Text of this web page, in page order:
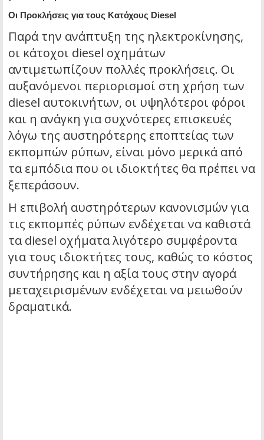
Οι Προκλήσεις για τους Κατόχους Diesel
Παρά την ανάπτυξη της ηλεκτροκίνησης,
οι κάτοχοι diesel οχημάτων
αντιμετωπίζουν πολλές προκλήσεις. Οι
αυξανόμενοι περιορισμοί στη χρήση των
diesel αυτοκινήτων, οι υψηλότεροι φόροι
και η ανάγκη για συχνότερες επισκευές
λόγω της αυστηρότερης εποπτείας των
εκπομπών ρύπων, είναι μόνο μερικά από
τα εμπόδια που οι ιδιοκτήτες θα πρέπει να
ξεπεράσουν.
Η επιβολή αυστηρότερων κανονισμών για
τις εκπομπές ρύπων ενδέχεται να καθιστά
τα diesel οχήματα λιγότερο συμφέροντα
για τους ιδιοκτήτες τους, καθώς το κόστος
συντήρησης και η αξία τους στην αγορά
μεταχειρισμένων ενδέχεται να μειωθούν
δραματικά.